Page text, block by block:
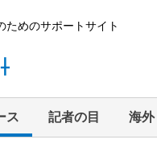
ためのサポートサイト
ス 記者の目 海外